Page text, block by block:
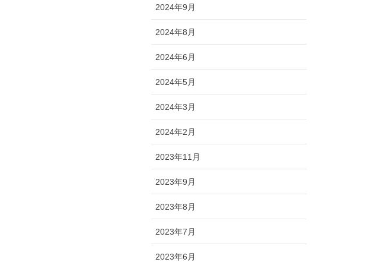
2024年9月
2024年8月
2024年6月
2024年5月
2024年3月
2024年2月
2023年11月
2023年9月
2023年8月
2023年7月
2023年6月